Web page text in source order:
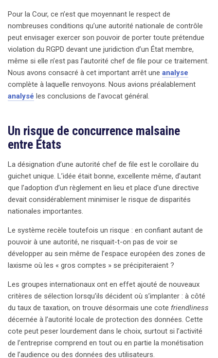
jugée peu proactive, suscitant des interrogations sur son
attractivité pour les géants du numérique. Alors que
l’avenir du guichet unique se dessine, il sera essentiel de
surveiller l’évolution des pratiques des autorités et leur
impact sur la protection des données en Europe.
Pour la Cour, ce n’est que moyennant le respect de
nombreuses conditions qu’une autorité nationale de contrôle
peut envisager exercer son pouvoir de porter toute prétendue
violation du RGPD devant une juridiction d’un État membre,
même si elle n’est pas l’autorité chef de file pour ce traitement.
Nous avons consacré à cet important arrêt une analyse
complète à laquelle renvoyons. Nous avions préalablement
analysé les conclusions de l’avocat général.
Un risque de concurrence malsaine
entre États
La désignation d’une autorité chef de file est le corollaire du
guichet unique. L’idée était bonne, excellente même, d’autant
que l’adoption d’un règlement en lieu et place d’une directive
devait considérablement minimiser le risque de disparités
nationales importantes.
Le système recèle toutefois un risque : en confiant autant de
pouvoir à une autorité, ne risquait-t-on pas de voir se
développer au sein même de l’espace européen des zones de
laxisme où les « gros comptes » se précipiteraient ?
Les groupes internationaux ont en effet ajouté de nouveaux
critères de sélection lorsqu’ils décident où s’implanter : à côté
du taux de taxation, on trouve désormais une cote friendliness
décernée à l’autorité locale de protection des données. Cette
cote peut peser lourdement dans le choix, surtout si l’activité
de l’entreprise comprend en tout ou en partie la monétisation
de l’audience ou des données des utilisateurs.